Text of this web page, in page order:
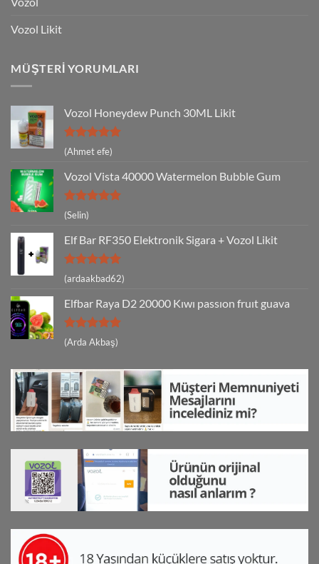
Vozol Likit
MÜŞTERI YORUMLARI
Vozol Honeydew Punch 30ML Likit
5 üzerinden
5
(Ahmet efe)
Vozol Vista 40000 Watermelon Bubble Gum
5 üzerinden
5
oy aldı
(Selin)
Elf Bar RF350 Elektronik Sigara + Vozol Likit
5 üzerinden
5
(ardaakbad62)
Elfbar Raya D2 20000 Kıwı passıon fruıt guava
5 üzerinden
5
(Arda Akbaş)